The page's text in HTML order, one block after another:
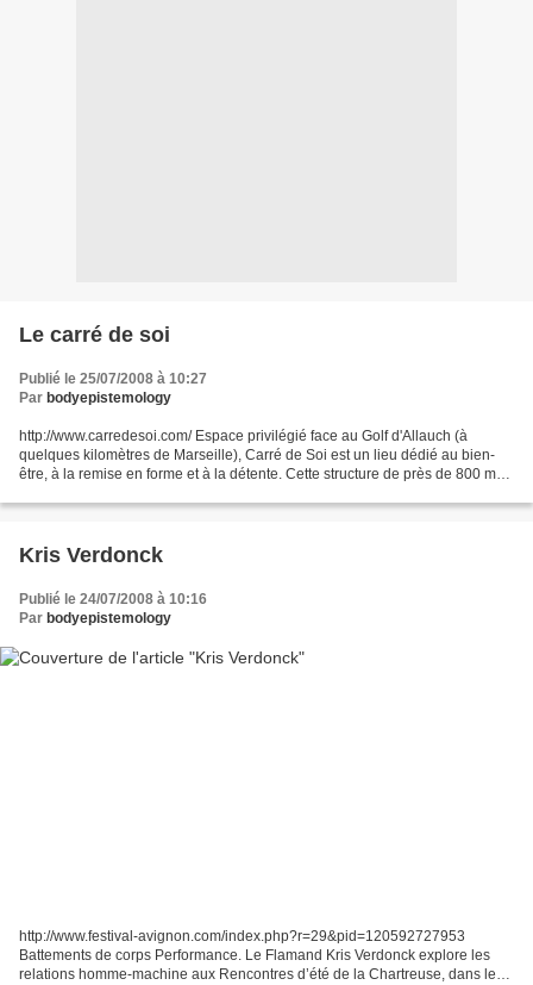
Le carré de soi
Publié le 25/07/2008 à 10:27
Par bodyepistemology
http://www.carredesoi.com/ Espace privilégié face au Golf d'Allauch (à
quelques kilomètres de Marseille), Carré de Soi est un lieu dédié au bien-
être, à la remise en forme et à la détente. Cette structure de près de 800 m²
Kris Verdonck
Publié le 24/07/2008 à 10:16
Par bodyepistemology
http://www.festival-avignon.com/index.php?r=29&pid=120592727953
Battements de corps Performance. Le Flamand Kris Verdonck explore les
relations homme-machine aux Rencontres d’été de la Chartreuse, dans le